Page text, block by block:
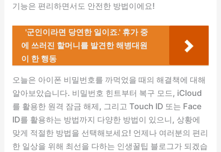
기능은 편리하면서도 안전한 방법이에요!
'군인이라면 당연한 일이죠.' 휴가 중
에 쓰러진 할머니를 발견한 해병대원
이 한 행동
오늘은 아이폰 비밀번호를 까먹었을 때의 해결책에 대해
알아보았습니다. 비밀번호 힌트부터 복구 모드, iCloud
를 활용한 원격 잠금 해제, 그리고 Touch ID 또는 Face
ID를 활용하는 방법까지 다양한 방법이 있으니, 상황에
맞게 적절한 방법을 선택해보세요! 언제나 여러분의 편리
한 일상을 위해 최선을 다하는 인생꿀팁 블로그가 되겠습